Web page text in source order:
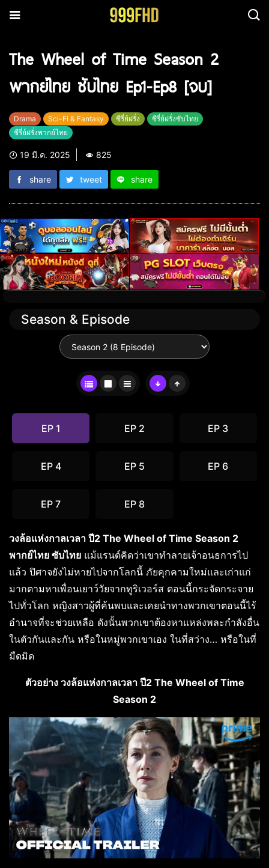
The Wheel of Time Season 2
พากย์ไทย ซับไทย Ep1-Ep8 [จบ]
Drama Sci-Fi & Fantasy ซีรี่ย์ฝรั่ง
ซีรี่ย์ฝรั่งซับไทย
ซีรี่ย์ฝรั่งพากย์ไทย
19 มี.ค. 2025 825
share tweet share
Season & Episode
EP 1 EP 2 EP 3
EP 4 EP 5 EP 6
EP 7 EP 8
วงล้อแห่งกาลเวลา ปี2 The Wheel of Time Season 2
พากย์ไทย ซับไทย แม้แรนด์คิดว่าเขาทำลายเจ้าอนธการไป
แล้ว ปิศาจยังไม่หายไปจากโลกนี้ ภัยคุกคามใหม่และเก่าแก่
มากตามหาเพื่อนเยาว์วัยจากทูริเวอร์ส ตอนนี้กระจัดกระจาย
ไปทั่วโลก หญิงสาวผู้ที่ค้นพบและเคยนำทางพวกเขาตอนนี้ไร้
อำนาจที่จะช่วยเหลือ ดังนั้นพวกเขาต้องหาแหล่งพละกำลังอื่น
ในตัวกันและกัน หรือในหมู่พวกเขาเอง ในที่สว่าง… หรือในที่
มืดมิด
ตัวอย่าง วงล้อแห่งกาลเวลา ปี2 The Wheel of Time
Season 2